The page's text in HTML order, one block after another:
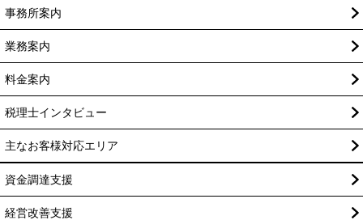
事務所案内
業務案内
料金案内
税理士インタビュー
主なお客様対応エリア
資金調達支援
経営改善支援